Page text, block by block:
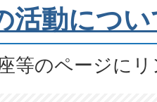
活動につい
等のページに